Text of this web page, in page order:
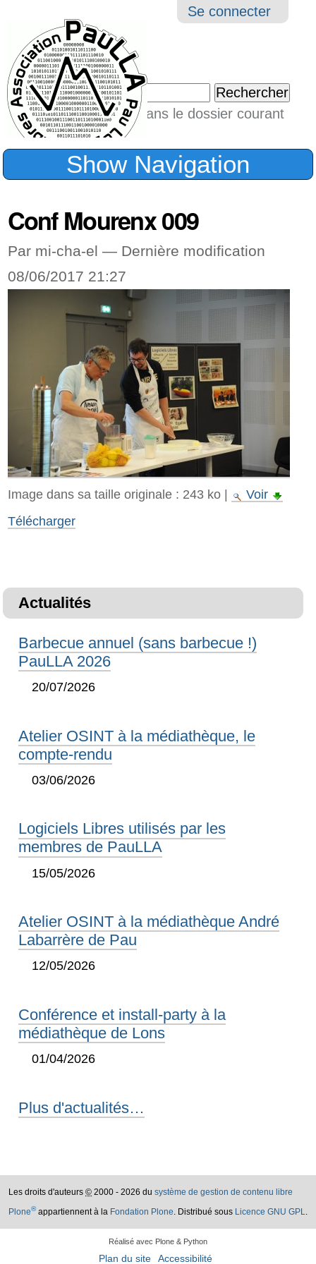
Outils
Se connecter
Chercher par
Seulement dans le dossier courant
Recherche
Show Navigation
Conf Mourenx 009
Par mi-cha-el — Dernière modification
08/06/2017 21:27
Image dans sa taille originale : 243 ko|
Voir
Télécharger
Actualités
Barbecue annuel (sans barbecue !)
PauLLA 2026
20/07/2026
Atelier OSINT à la médiathèque, le
compte-rendu
03/06/2026
Logiciels Libres utilisés par les
membres de PauLLA
15/05/2026
Atelier OSINT à la médiathèque André
Labarrère de Pau
12/05/2026
Conférence et install-party à la
médiathèque de Lons
01/04/2026
Plus d'actualités…
Les droits d'auteurs © 2000 - 2026 du système de gestion de contenu libre
Plone®appartiennent à la Fondation Plone. Distribué sous Licence GNU GPL.
Réalisé avec Plone & Python
Plan du site Accessibilité